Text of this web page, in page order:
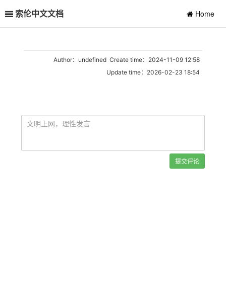
索伦中文文档 Home
Author：undefined Create time：2024-11-09 12:58
Update time：2026-02-23 18:54
提交评论